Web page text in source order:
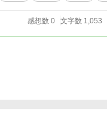
感想数 0 文字数 1,053